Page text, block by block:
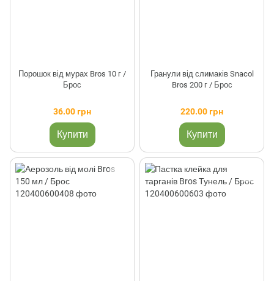
Порошок від мурах Bros 10 г /
Брос
36.00 грн
Купити
Гранули від слимаків Snacol
Bros 200 г / Брос
220.00 грн
Купити